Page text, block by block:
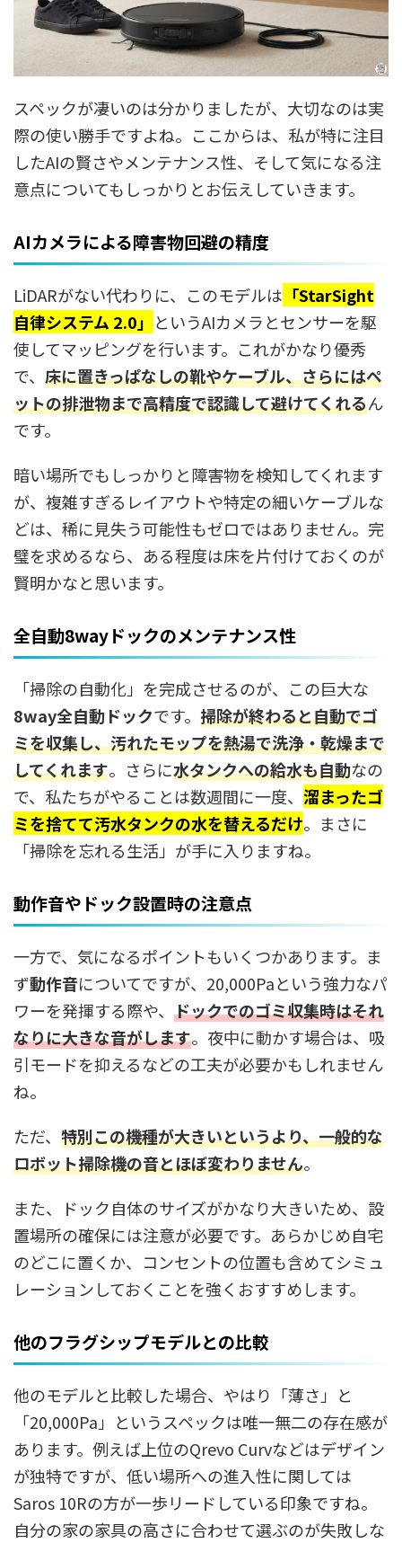
スペックが凄いのは分かりましたが、大切なのは実
際の使い勝手ですよね。ここからは、私が特に注目
したAIの賢さやメンテナンス性、そして気になる注
意点についてもしっかりとお伝えしていきます。
AIカメラによる障害物回避の精度
LiDARがない代わりに、このモデルは 「StarSight
自律システム 2.0」 というAIカメラとセンサーを駆
使してマッピングを行います。これがかなり優秀
で、 床に置きっぱなしの靴やケーブル、さらにはペ
ットの排泄物まで高精度で認識して避けてくれるん
です。
暗い場所でもしっかりと障害物を検知してくれます
が、複雑すぎるレイアウトや特定の細いケーブルな
どは、稀に見失う可能性もゼロではありません。完
璧を求めるなら、ある程度は床を片付けておくのが
賢明かなと思います。
全自動8wayドックのメンテナンス性
「掃除の自動化」を完成させるのが、この巨大な
8way全自動ドックです。 掃除が終わると自動でゴ
ミを収集し、汚れたモップを熱湯で洗浄・乾燥まで
してくれます。さらに水タンクへの給水も自動なの
で、私たちがやることは数週間に一度、 溜まったゴ
ミを捨てて汚水タンクの水を替えるだけ。まさに
「掃除を忘れる生活」が手に入りますね。
動作音やドック設置時の注意点
一方で、気になるポイントもいくつかあります。ま
ず動作音についてですが、20,000Paという強力なパ
ワーを発揮する際や、 ドックでのゴミ収集時はそれ
なりに大きな音がします。夜中に動かす場合は、吸
引モードを抑えるなどの工夫が必要かもしれません
ね。
ただ、 特別この機種が大きいというより、一般的な
ロボット掃除機の音とほぼ変わりません。
また、ドック自体のサイズがかなり大きいため、設
置場所の確保には注意が必要です。あらかじめ自宅
のどこに置くか、コンセントの位置も含めてシミュ
レーションしておくことを強くおすすめします。
他のフラグシップモデルとの比較
他のモデルと比較した場合、やはり「薄さ」と
「20,000Pa」というスペックは唯一無二の存在感が
あります。例えば上位のQrevo Curvなどはデザイン
が独特ですが、低い場所への進入性に関しては
Saros 10Rの方が一歩リードしている印象ですね。
自分の家の家具の高さに合わせて選ぶのが失敗しな